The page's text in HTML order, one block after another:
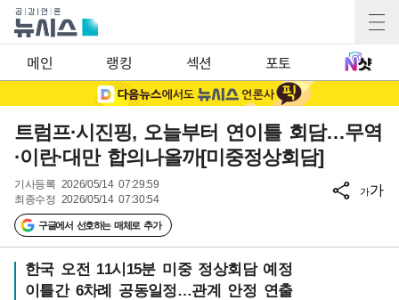
메인 랭킹 섹션 포토
트럼프·시진핑, 오늘부터 연이틀 회담…무역
·이란·대만 합의나올까[미중정상회담]
기사등록 2026/05/14 07:29:59
최종수정 2026/05/14 07:30:54
구글에서 선호하는 매체로 추가
가가
한국 오전 11시15분 미중 정상회담 예정
이틀간 6차례 공동일정…관계 안정 연출